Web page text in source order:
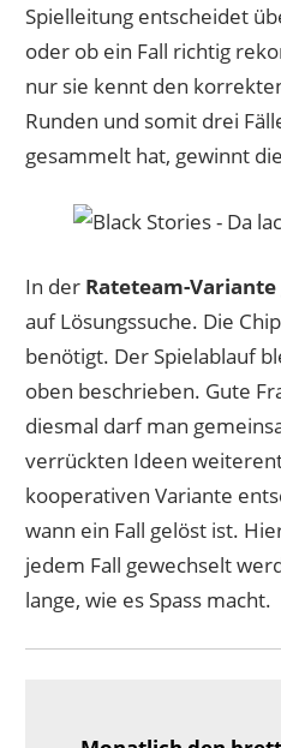
Spielleitung entscheidet
oder ob ein Fall richtig
nur sie kennt den
Runden und somit drei
gesammelt hat, gewinnt
In der Rateteam-Variante
auf Lösungssuche. Die
benötigt. Der Spielablauf
oben beschrieben. Gute
diesmal darf man
verrückten Ideen
kooperativen Variante
wann ein Fall gelöst ist.
jedem Fall gewechselt
lange, wie es Spass macht.